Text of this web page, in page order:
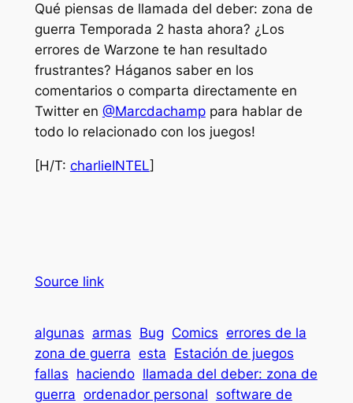
Qué piensas de llamada del deber: zona de
guerra Temporada 2 hasta ahora? ¿Los
errores de Warzone te han resultado
frustrantes? Háganos saber en los
comentarios o comparta directamente en
Twitter en @Marcdachamppara hablar de
todo lo relacionado con los juegos!
[H/T: charlieINTEL]
Source link
algunas armas Bug Comics errores de la
zona de guerra esta Estación de juegos
fallas haciendo llamada del deber: zona de
guerra ordenador personal software de